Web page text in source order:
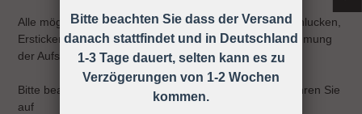
Alle möglichen Unfälle und Verletzungen wie z.B. Verschlucken,
Ersticken, Strangulieren ect. können durch die Wahrnehmung
der Aufsichtspflicht vermieden werden!
Bitte beachten Sie die Gebrauchsanweisung und bewahren Sie
auf
Bitte beachten Sie dass der Versand
danach stattfindet und in Deutschland
1-3 Tage dauert, selten kann es zu
Verzögerungen von 1-2 Wochen
kommen.